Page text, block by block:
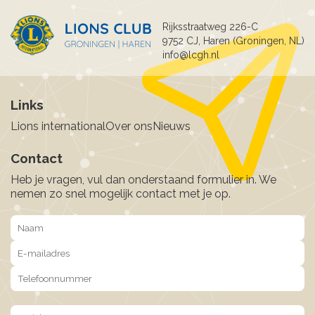
Rijksstraatweg 226-C
9752 CJ, Haren (Groningen, NL)
info@lcgh.nl
Links
Lions internationalOver onsNieuws
Contact
Heb je vragen, vul dan onderstaand formulier in. We
nemen zo snel mogelijk contact met je op.